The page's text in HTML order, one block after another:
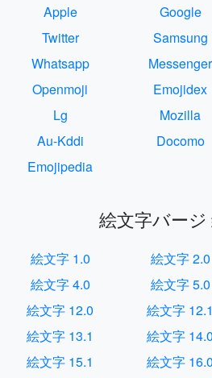
Apple Google
Twitter
Samsung
Whatsapp
Messenger
Openmoji
Emojidex
Lg
Mozilla
Au-Kddi
Docomo
Emojipedia
絵文字バージ
絵文字 1.0 絵文字 2.0
絵文字 4.0
絵文字 5.0
絵文字 12.0
絵文字 12.1
絵文字 13.1
絵文字 14.0
絵文字 15.1
絵文字 16.0